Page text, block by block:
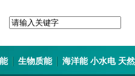
生物质能 海洋能 小水电 天